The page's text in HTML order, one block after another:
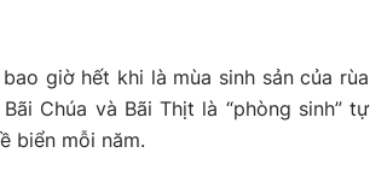
giờ hết khi là mùa sinh sản của rùa
Chúa và Bãi Thịt là “phòng sinh” tự
biển mỗi năm.